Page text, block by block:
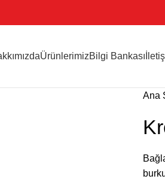
ÜrünlerimizBilgi Bankası
Ana